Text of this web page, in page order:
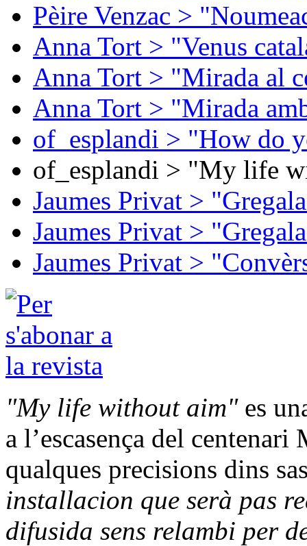
Pèire Venzac >
Anna Tort > "Venus
Anna Tort > "Mirada al
Anna Tort > "Mirada
of_esplandi > "How do
of_esplandi > "My life
Jaumes Privat >
Jaumes Privat >
Jaumes Privat >
"My life without aim"es
a l’escasença del
qualques precisions dins
installacion que serà pas
difusida sens relambi per